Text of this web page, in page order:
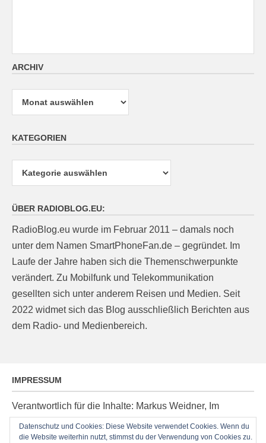
ARCHIV
Archiv
KATEGORIEN
ÜBER RADIOBLOG.EU:
RadioBlog.eu wurde im Februar 2011 – damals noch
unter dem Namen SmartPhoneFan.de – gegründet. Im
Laufe der Jahre haben sich die Themenschwerpunkte
verändert. Zu Mobilfunk und Telekommunikation
gesellten sich unter anderem Reisen und Medien. Seit
2022 widmet sich das Blog ausschließlich Berichten aus
dem Radio- und Medienbereich.
IMPRESSUM
Verantwortlich für die Inhalte: Markus Weidner, Im
Ziegelacker 20, D-63599 Biebergemünd, E-Mail:
post@radioblog.eu
Datenschutz und Cookies: Diese Website verwendet Cookies. Wenn du
die Website weiterhin nutzt, stimmst du der Verwendung von Cookies zu.